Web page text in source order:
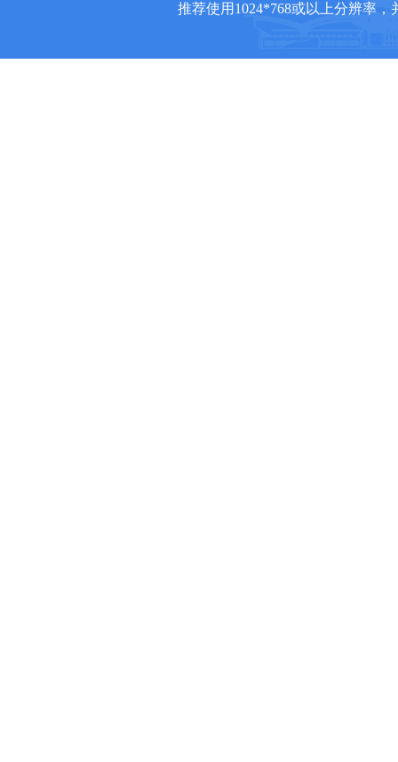
推荐使用1024*768或以上分辨率